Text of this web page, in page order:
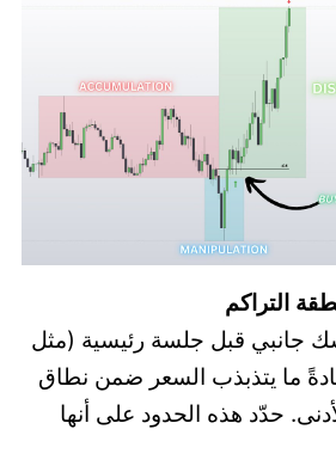
جانبي قبل جلسة رئيسية (مثل
ما يتذبذب السعر ضمن نطاق
حدّد هذه الحدود على أنها